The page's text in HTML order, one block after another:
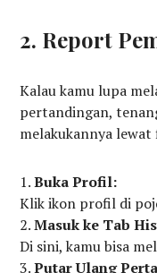
2. Report
Kalau kamu lupa
pertandingan,
melakukannya
Buka Profil:
Klik ikon profil di
Masuk ke Tab
Di sini, kamu bisa
Putar Ulang